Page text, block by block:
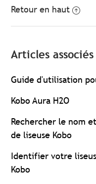
Retour en haut
Articles associés
Guide d'utilisation
Kobo Aura H2O
Rechercher le nom
de liseuse Kobo
Identifier votre
Kobo